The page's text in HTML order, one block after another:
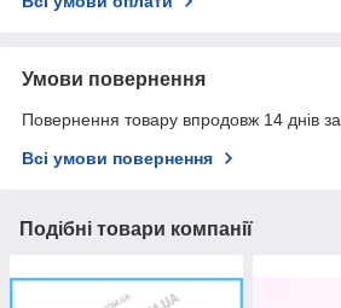
Умови повернення
Повернення товару впродовж 14 днів
Всі умови повернення
Подібні товари компанії